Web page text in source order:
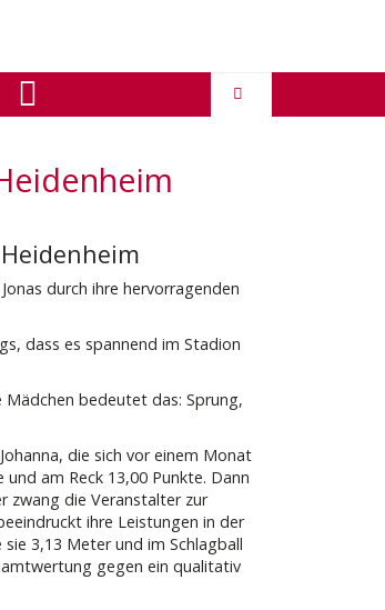
durch ihre hervorragenden
dass es spannend im Stadion
bedeutet das: Sprung,
die sich vor einem Monat
am Reck 13,00 Punkte. Dann
zwang die Veranstalter zur
ihre Leistungen in der
3,13 Meter und im Schlagball
gegen ein qualitativ